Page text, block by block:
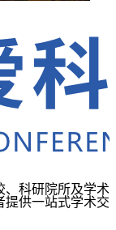
、科研院所及学术
提供一站式学术交